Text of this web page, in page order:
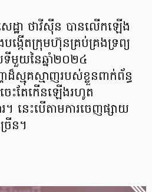
េដ្ឋា ថាវីស៊ីន បានលើកឡើង
ង្កើតក្រុមហ៊ុនគ្រប់គ្រងទ្រព្យ
មួយនៃឆ្នាំ២០២៤
ស្មុគស្មាញរបស់ខ្លួនពាក់ព័ន្ធ
ះតែកើនឡើងរហូត
នេះបើតាមការចេញផ្សាយ
ើន។